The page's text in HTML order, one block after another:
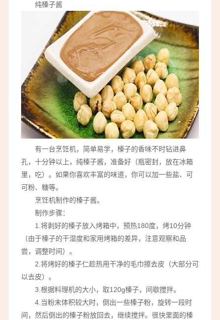
纯榛子酱
有一台烹饪机，简单易学，榛子的香味不时钻进鼻
孔，十分钟以上，纯榛子酱，准备好（瓶密封，放在冰箱
里，吃）。如果你喜欢丰富的味道，你可以加一些盐、可
可粉、糖等。
烹饪机制作的榛子酱。
制作步骤：
1.将剥好的榛子放入烤箱中，预热180度，烤10分钟
（由于榛子的干湿度和家用烤箱的差异，注意观察和品
尝，调整时间）。
2.将烤好的榛子仁趁热用干净的毛巾擦去皮（大部分可
以去皮）。
3.根据料理机的大小，取120g榛子，间歇搅拌。
4.当粉末体积较大时，倒出一些榛子粉，旋转一段时
间，然后倒出的榛子粉放回去，继续搅拌。很快里面的榛